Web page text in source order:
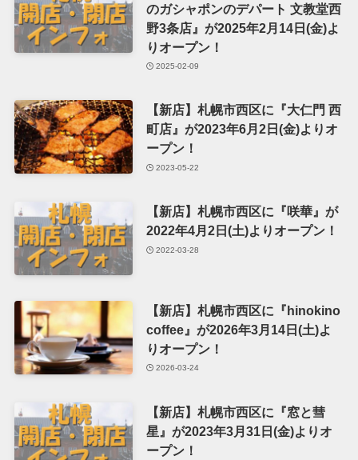
のガシャポンのデパート 文教堂西
野3条店』が2025年2月14日(金)よ
りオープン！
2025-02-09
【新店】札幌市西区に『大仁門 西
町店』が2023年6月2日(金)よりオ
ープン！
2023-05-22
【新店】札幌市西区に『咲華』が
2022年4月2日(土)よりオープン！
2022-03-28
【新店】札幌市西区に『hinokino
coffee』が2026年3月14日(土)よ
りオープン！
2026-03-24
【新店】札幌市西区に『窓と彗
星』が2023年3月31日(金)よりオ
ープン！